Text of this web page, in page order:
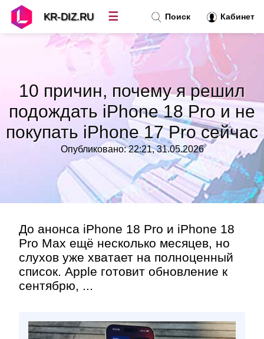
10 причин, почему я решил
подождать iPhone 18 Pro и не
покупать iPhone 17 Pro сейчас
Опубликовано: 22:21, 31.05.2026
До анонса iPhone 18 Pro и iPhone 18
Pro Max ещё несколько месяцев, но
слухов уже хватает на полноценный
список. Apple готовит обновление к
сентябрю, ...
Поиск Кабинет
KR-DIZ.RU ☰
Топ новостей »
Рубрики»
»
Контакт»